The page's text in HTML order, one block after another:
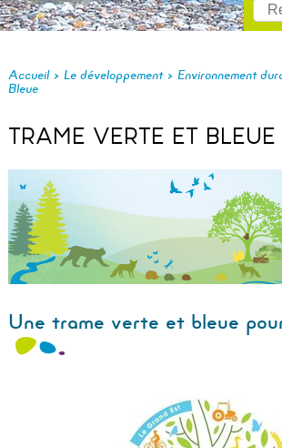
Accueil> Le développement> Environnement
Bleue
TRAME VERTE ET BLEUE
Une trame verte et bleue